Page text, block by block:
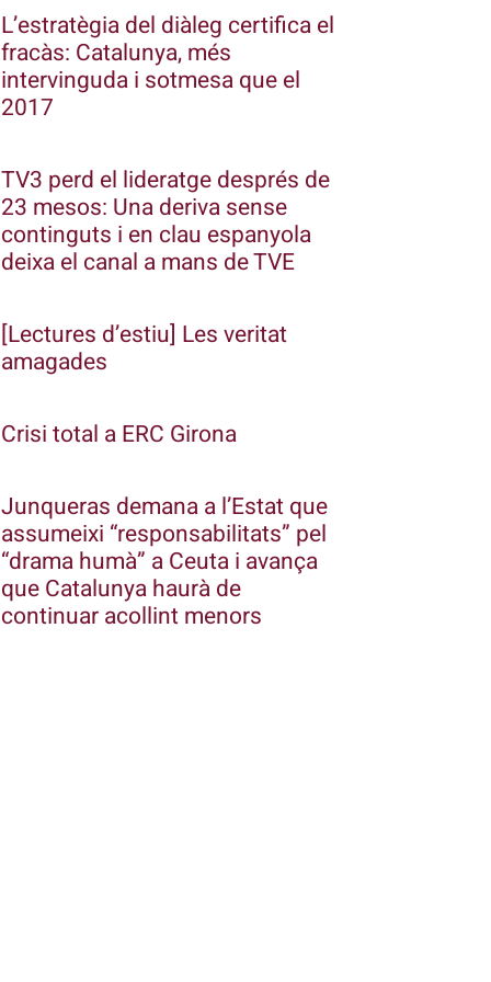
L’estratègia del diàleg certifica el
fracàs: Catalunya, més
intervinguda i sotmesa que el
2017
TV3 perd el lideratge després de
23 mesos: Una deriva sense
continguts i en clau espanyola
deixa el canal a mans de TVE
[Lectures d’estiu] Les veritat
amagades
Crisi total a ERC Girona
Junqueras demana a l’Estat que
assumeixi “responsabilitats” pel
“drama humà” a Ceuta i avança
que Catalunya haurà de
continuar acollint menors